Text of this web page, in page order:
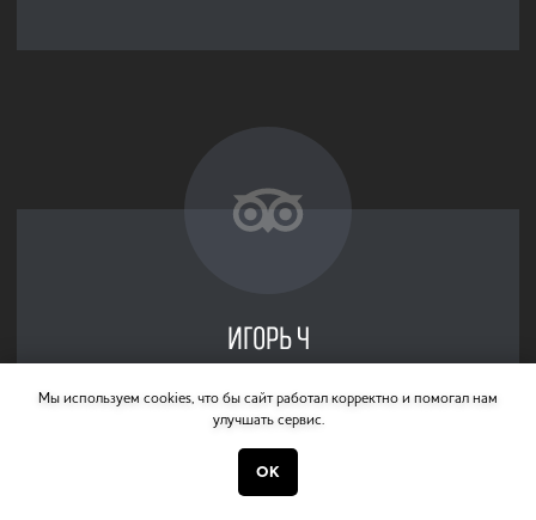
ДЖИП-ТУРЫ
МОРСКИЕ
АДРЕС:
Камчатский, ул. Автомбилистов, 16, оф. 24
ежедневно с 10:00-20:00
Есть вопросы? Напишите или позвоните
Мы используем cookies, что бы сайт работал корректно и помогал нам
улучшать сервис.
OK